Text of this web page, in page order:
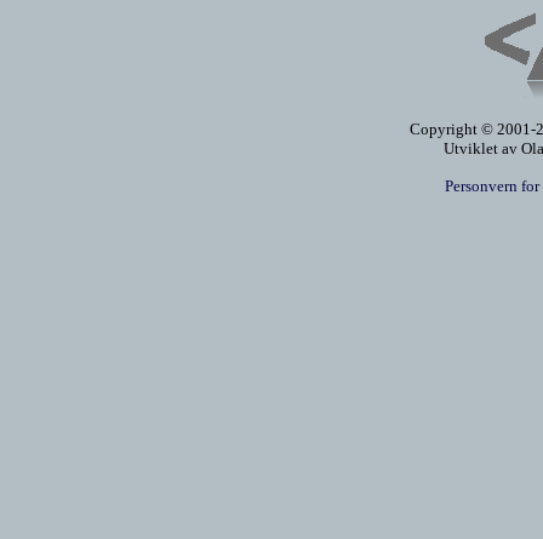
Copyright © 2001-
Utviklet av
Personvern